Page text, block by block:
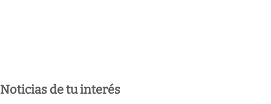
Noticias de tu interés